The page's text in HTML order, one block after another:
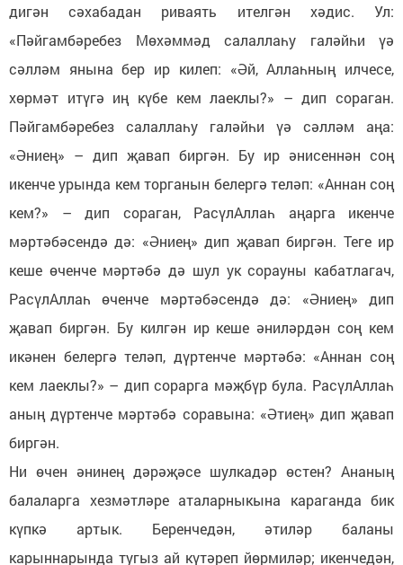
дигән сәхабадан риваять ителгән хәдис. Ул:
«Пәйгамбәребез Мөхәммәд салаллаһу галәйһи үә
сәлләм янына бер ир килеп: «Әй, Аллаһның илчесе,
хөрмәт итүгә иң күбе кем лаеклы?» – дип сораган.
Пәйгамбәребез салаллаһу галәйһи үә сәлләм аңа:
«Әниең» – дип җавап биргән. Бу ир әнисеннән соң
икенче урында кем торганын белергә теләп: «Аннан соң
кем?» – дип сораган, РасүлАллаһ аңарга икенче
мәртәбәсендә дә: «Әниең» дип җавап биргән. Теге ир
кеше өченче мәртәбә дә шул ук сорауны кабатлагач,
РасүлАллаһ өченче мәртәбәсендә дә: «Әниең» дип
җавап биргән. Бу килгән ир кеше әниләрдән соң кем
икәнен белергә теләп, дүртенче мәртәбә: «Аннан соң
кем лаеклы?» – дип сорарга мәҗбүр була. РасүлАллаһ
аның дүртенче мәртәбә соравына: «Әтиең» дип җавап
биргән.
Ни өчен әнинең дәрәҗәсе шулкадәр өстен? Ананың
балаларга хезмәтләре аталарныкына караганда бик
күпкә артык. Беренчедән, әтиләр баланы
карыннарында тугыз ай күтәреп йөрмиләр; икенчедән,